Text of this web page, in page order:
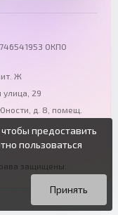
ОКПО
Ж
улица, 29
д. 8, помещ.
защищены.
предоставить
пользоваться
файлах в открытых
браузера.
без изменения
ваших cookie-
Принять